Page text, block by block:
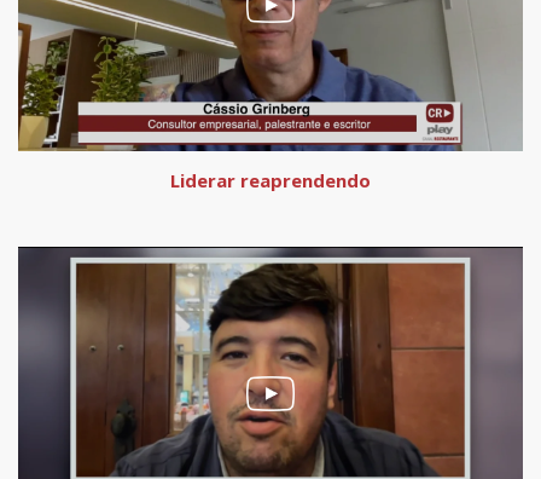
Liderar reaprendendo